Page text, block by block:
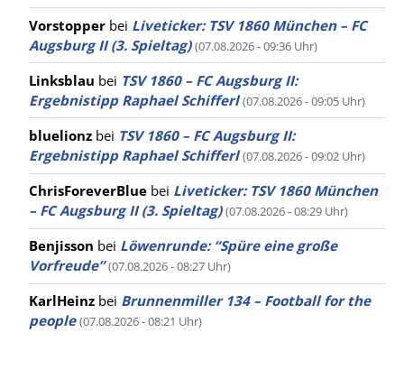
Vorstopper bei Liveticker: TSV 1860 München – FC
Augsburg II (3. Spieltag) (07.08.2026 - 09:36 Uhr)
Linksblau bei TSV 1860 – FC Augsburg II:
Ergebnistipp Raphael Schifferl (07.08.2026 - 09:05 Uhr)
bluelionz bei TSV 1860 – FC Augsburg II:
Ergebnistipp Raphael Schifferl (07.08.2026 - 09:02 Uhr)
ChrisForeverBlue bei Liveticker: TSV 1860 München
– FC Augsburg II (3. Spieltag) (07.08.2026 - 08:29 Uhr)
Benjisson bei Löwenrunde: “Spüre eine große
Vorfreude” (07.08.2026 - 08:27 Uhr)
KarlHeinz bei Brunnenmiller 134 – Football for the
people (07.08.2026 - 08:21 Uhr)